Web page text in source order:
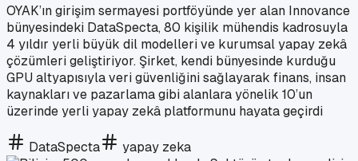
OYAK’ın girişim sermayesi portföyünde yer alan Innovance
bünyesindeki DataSpecta, 80 kişilik mühendis kadrosuyla
4 yıldır yerli büyük dil modelleri ve kurumsal yapay zekâ
çözümleri geliştiriyor. Şirket, kendi bünyesinde kurduğu
GPU altyapısıyla veri güvenliğini sağlayarak finans, insan
kaynakları ve pazarlama gibi alanlara yönelik 10’un
üzerinde yerli yapay zekâ platformunu hayata geçirdi
DataSpecta yapay zeka